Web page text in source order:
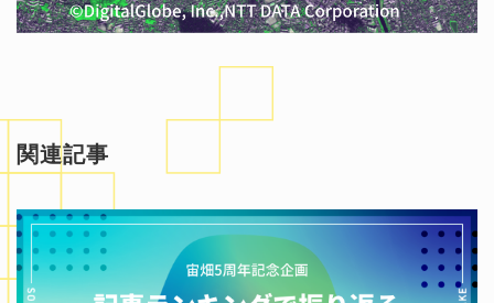
関連記事